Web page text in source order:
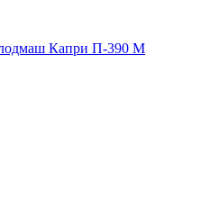
Капри П-390 М